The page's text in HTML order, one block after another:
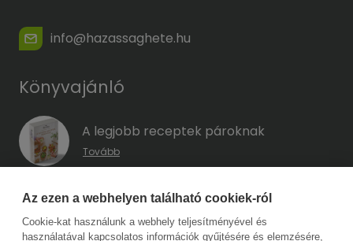
info@hazassaghete.hu
Könyvajánló
A legjobb receptek pároknak
Tovább
A hűség kódja – Hogyan előzd meg a
megcsalást, mielőtt még eszedbe jutott
volna?
Az ezen a webhelyen található cookiek-ról
Cookie-kat használunk a webhely teljesítményével és
használatával kapcsolatos információk gyűjtésére és elemzésére,